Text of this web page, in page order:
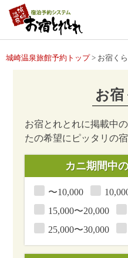
城崎温泉旅館予約トップ > お宿く
お
お宿とれとれに掲載中
たの希望にピッタリの
カニ期間中
〜10,000
15,000〜20,000
25,000〜30,000